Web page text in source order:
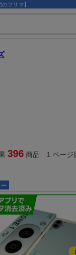
フリマ】
396 商品 1 ページ
ー